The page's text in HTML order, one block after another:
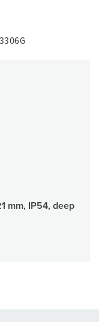
mm, IP54, deep